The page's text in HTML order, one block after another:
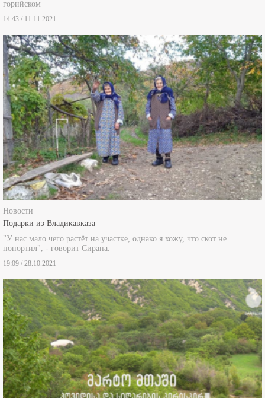
14:43 / 11.11.2021
Новости
Подарки из Владикавказа
"У нас мало чего растёт на участке, однако я хожу, что скот не
попортил", - говорит Сирана.
19:09 / 28.10.2021